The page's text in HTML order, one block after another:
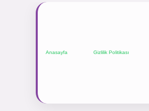
Anasayfa Gizlilik Politikası